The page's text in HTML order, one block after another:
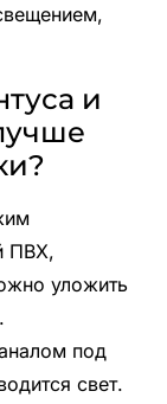
и
ПВХ,
уложить
под
свет.